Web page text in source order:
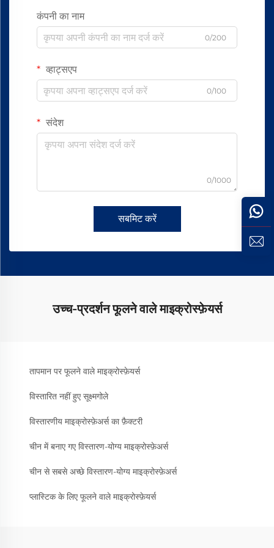
कंपनी का नाम
0/200
व्हाट्सएप
0/100
संदेश
0/1000
सबमिट करें
उच्च-प्रदर्शन फूलने वाले माइक्रोस्फ़ेयर्स
तापमान पर फूलने वाले माइक्रोस्फ़ेयर्स
विस्तारित नहीं हुए सूक्ष्मगोले
विस्तारणीय माइक्रोस्फ़ेअर्स का फ़ैक्टरी
चीन में बनाए गए विस्तारण-योग्य माइक्रोस्फ़ेअर्स
चीन से सबसे अच्छे विस्तारण-योग्य माइक्रोस्फ़ेअर्स
प्लास्टिक के लिए फूलने वाले माइक्रोस्फ़ेयर्स